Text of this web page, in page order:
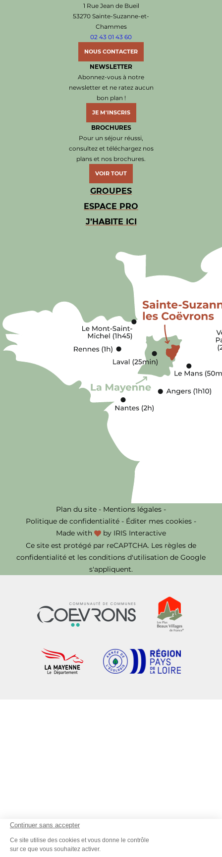
Continuer sans accepter
Ce site utilise des cookies et vous donne le contrôle
sur ce que vous souhaitez activer.
Office de Tourisme de Sainte-Suzanne les
1 Rue Jean de Bueil
53270 Sainte-Suzanne-et-
Chammes
02 43 01 43 60
NOUS CONTACTER
NEWSLETTER
Abonnez-vous à notre
newsletter et ne ratez aucun
bon plan !
JE M'INSCRIS
BROCHURES
Pour un séjour réussi,
consultez et téléchargez nos
plans et nos brochures.
VOIR TOUT
GROUPES
ESPACE PRO
J’HABITE ICI
Plan du site - Mentions légales -
Politique de confidentialité - Éditer mes cookies -
Made with
by IRIS Interactive
Ce site est protégé par reCAPTCHA. Les règles de
confidentialité et les conditions d'utilisation de Google
s'appliquent.